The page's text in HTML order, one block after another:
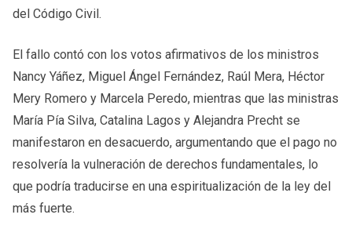
del Código Civil.
El fallo contó con los votos afirmativos de los ministros
Nancy Yáñez, Miguel Ángel Fernández, Raúl Mera, Héctor
Mery Romero y Marcela Peredo, mientras que las ministras
María Pía Silva, Catalina Lagos y Alejandra Precht se
manifestaron en desacuerdo, argumentando que el pago no
resolvería la vulneración de derechos fundamentales, lo
que podría traducirse en una espiritualización de la ley del
más fuerte.